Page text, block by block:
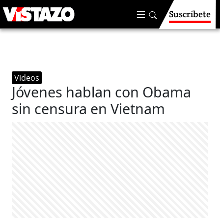
Suscríbete
Videos
Jóvenes hablan con Obama
sin censura en Vietnam